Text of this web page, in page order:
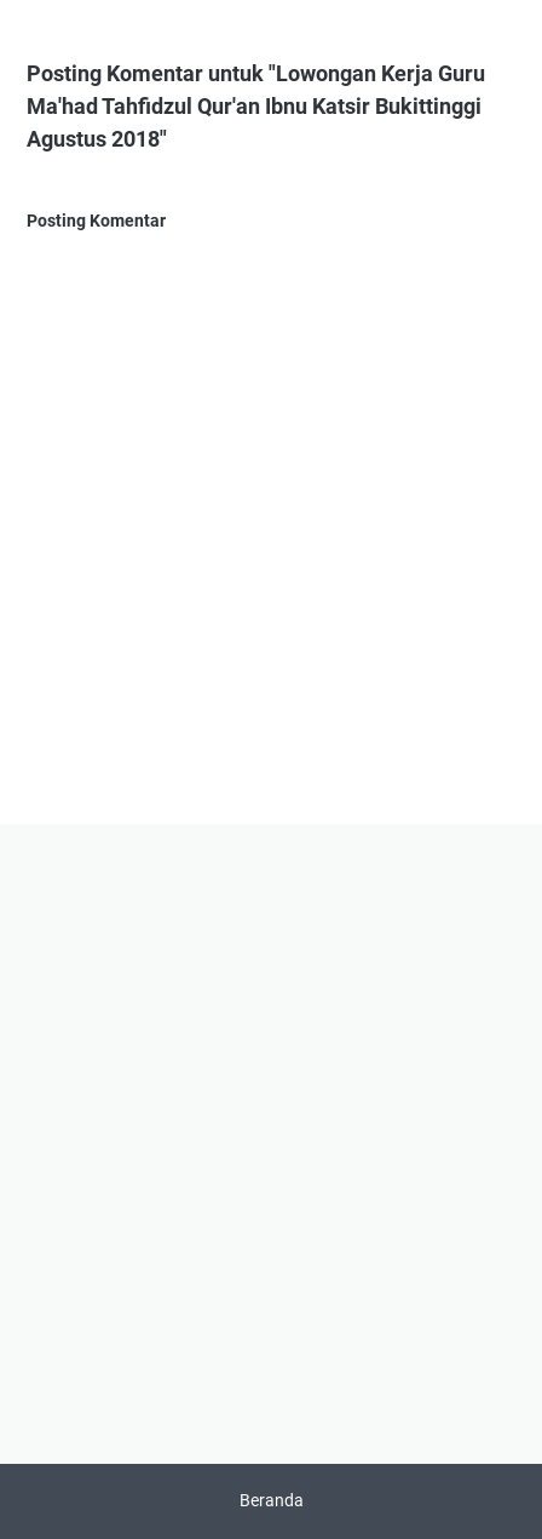
Posting Komentar untuk "Lowongan Kerja Guru
Ma'had Tahfidzul Qur'an Ibnu Katsir Bukittinggi
Agustus 2018"
Posting Komentar
Beranda